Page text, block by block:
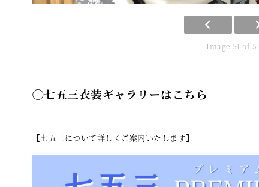
Image 51 of 51
◯七五三衣装ギャラリーはこちら
【七五三について詳しくご案内いたします】